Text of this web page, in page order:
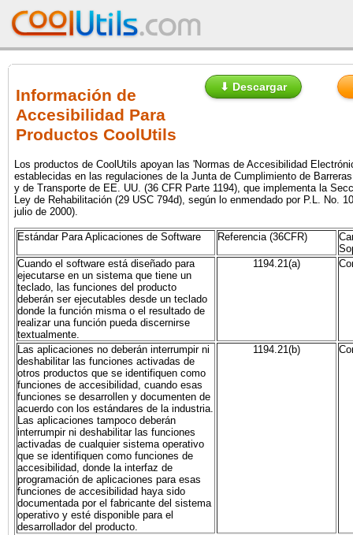
Información de
Accesibilidad Para
Productos CoolUtils
⬇ Descargar
Los productos de CoolUtils apoyan las 'Normas de Accesibilidad
establecidas en las regulaciones de la Junta de Cumplimiento de
y de Transporte de EE. UU. (36 CFR Parte 1194), que implementa la
Ley de Rehabilitación (29 USC 794d), según lo enmendado por P.L. No.
julio de 2000).
Estándar Para Aplicaciones de Software Referencia (36CFR)
Cuando el software está diseñado para
ejecutarse en un sistema que tiene un
teclado, las funciones del producto
deberán ser ejecutables desde un teclado
donde la función misma o el resultado de
realizar una función pueda discernirse
textualmente.
1194.21(a)
Las aplicaciones no deberán interrumpir ni
deshabilitar las funciones activadas de
otros productos que se identifiquen como
funciones de accesibilidad, cuando esas
funciones se desarrollen y documenten de
acuerdo con los estándares de la industria.
Las aplicaciones tampoco deberán
interrumpir ni deshabilitar las funciones
activadas de cualquier sistema operativo
que se identifiquen como funciones de
accesibilidad, donde la interfaz de
programación de aplicaciones para esas
funciones de accesibilidad haya sido
documentada por el fabricante del sistema
operativo y esté disponible para el
desarrollador del producto.
1194.21(b)